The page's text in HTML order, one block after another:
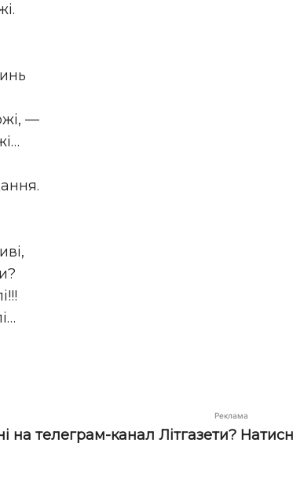
—
Реклама
на телеграм-канал Літгазети?